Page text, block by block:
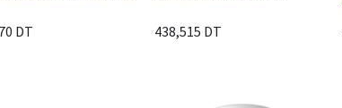
DT 438,515 DT